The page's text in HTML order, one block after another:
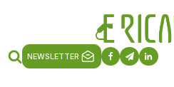
NEWSLETTER